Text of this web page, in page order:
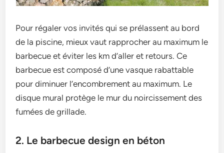
Pour régaler vos invités qui se prélassent au bord
de la piscine, mieux vaut rapprocher au maximum le
barbecue et éviter les km d’aller et retours. Ce
barbecue est composé d’une vasque rabattable
pour diminuer l’encombrement au maximum. Le
disque mural protège le mur du noircissement des
fumées de grillade.
2. Le barbecue design en béton